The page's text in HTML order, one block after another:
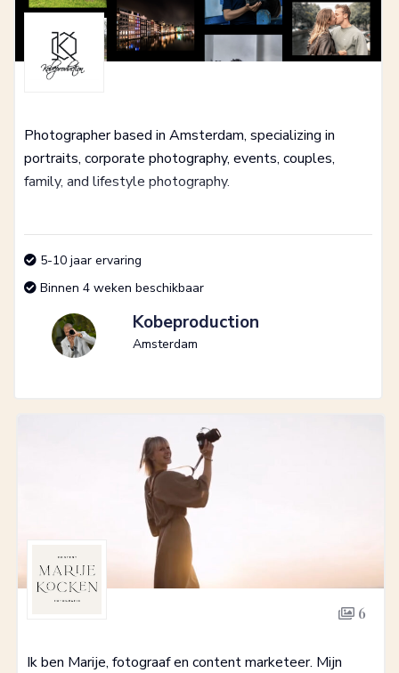
Photographer based in Amsterdam, specializing in
portraits, corporate photography, events, couples,
family, and lifestyle photography.
5-10 jaar ervaring
Binnen 4 weken beschikbaar
Kobeproduction
Amsterdam
6
Ik ben Marije, fotograaf en content marketeer. Mijn